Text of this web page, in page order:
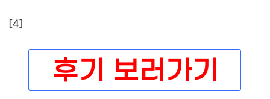
[4]